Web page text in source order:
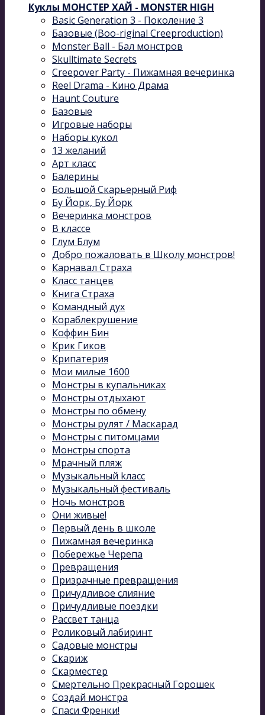
Куклы МОНСТЕР ХАЙ - MONSTER HIGH
Basic Generation 3 - Поколение 3
Базовые (Boo-riginal Creeproduction)
Monster Ball - Бал монстров
Skulltimate Secrets
Creepover Party - Пижамная вечеринка
Reel Drama - Кино Драма
Haunt Couture
Базовые
Игровые наборы
Наборы кукол
13 желаний
Арт класс
Балерины
Большой Скарьерный Риф
Бу Йорк, Бу Йорк
Вечеринка монстров
В классе
Глум Блум
Добро пожаловать в Школу монстров!
Карнавал Cтраха
Класс танцев
Книга Страха
Командный дух
Кораблекрушение
Коффин Бин
Крик Гиков
Крипатерия
Мои милые 1600
Монстры в купальниках
Монстры отдыхают
Монстры по обмену
Монстры рулят / Маскарад
Монстры с питомцами
Монстры спорта
Мрачный пляж
Музыкальный kласс
Музыкальный фестиваль
Ночь монстров
Они живые!
Первый день в школе
Пижамная вечеринка
Побережье Черепа
Превращения
Призрачные превращения
Причудливое слияние
Причудливые поездки
Рассвет танца
Роликовый лабиринт
Садовые монстры
Скариж
Скарместер
Смертельно Прекрасный Горошек
Создай монстра
Спаси Френки!